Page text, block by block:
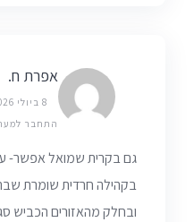
אפרת ח.
8 ביולי 2026
התחבר
גם בקרית שמואל אפשר-
בקהילה חרדית שומרת
ובחלק מהאזורים הכביש